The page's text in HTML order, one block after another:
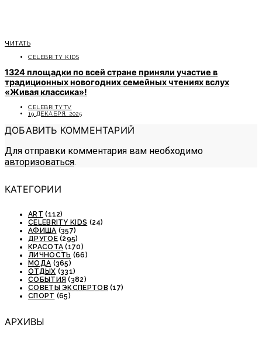
ЧИТАТЬ
CELEBRITY KIDS
1324 площадки по всей стране приняли участие в
традиционных новогодних семейных чтениях вслух
«Живая классика»!
CELEBRITYTV
19 ДЕКАБРЯ, 2025
ДОБАВИТЬ КОММЕНТАРИЙ
Для отправки комментария вам необходимо
авторизоваться.
КАТЕГОРИИ
ART (112)
CELEBRITY KIDS (24)
АФИША (357)
ДРУГОЕ(295)
КРАСОТА (170)
ЛИЧНОСТЬ (66)
МОДА (365)
ОТДЫХ (331)
СОБЫТИЯ (382)
СОВЕТЫ ЭКСПЕРТОВ (17)
СПОРТ (65)
АРХИВЫ